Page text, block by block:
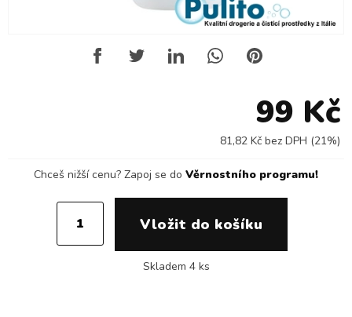
99 Kč
81,82 Kč bez DPH (21%)
Chceš nižší cenu? Zapoj se do Věrnostního programu!
Skladem 4 ks